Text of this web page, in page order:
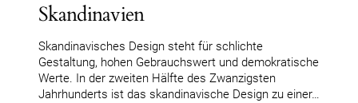
Skandinavien
Skandinavisches Design steht für schlichte
Gestaltung, hohen Gebrauchswert und demokratische
Werte. In der zweiten Hälfte des Zwanzigsten
Jahrhunderts ist das skandinavische Design zu einer…